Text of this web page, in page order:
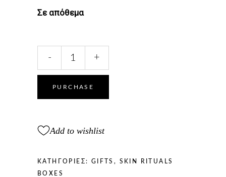
Σε απόθεμα
SET
quantity
- +
PURCHASE
Add to wishlist
ΚΑΤΗΓΟΡΊΕΣ: GIFTS , SKIN RITUALS
BOXES